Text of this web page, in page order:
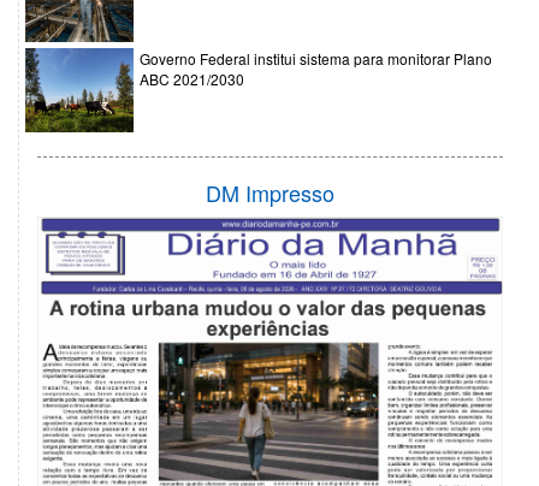
Governo Federal institui sistema para monitorar Plano
ABC 2021/2030
DM Impresso